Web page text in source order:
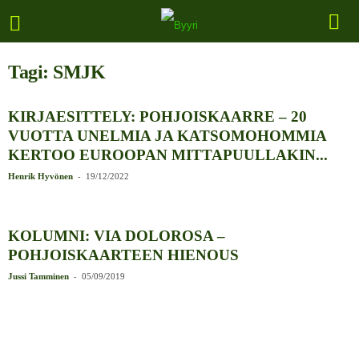
Tagi: SMJK
KIRJAESITTELY: POHJOISKAARRE – 20
VUOTTA UNELMIA JA KATSOMOHOMMIA
KERTOO EUROOPAN MITTAPUULLAKIN...
Henrik Hyvönen - 19/12/2022
KOLUMNI: VIA DOLOROSA –
POHJOISKAARTEEN HIENOUS
Jussi Tamminen - 05/09/2019